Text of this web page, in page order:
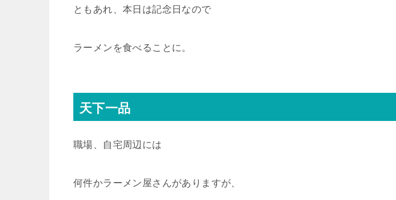
ともあれ、本日は記念日なので
ラーメンを食べることに。
天下一品
職場、自宅周辺には
何件かラーメン屋さんがありますが、